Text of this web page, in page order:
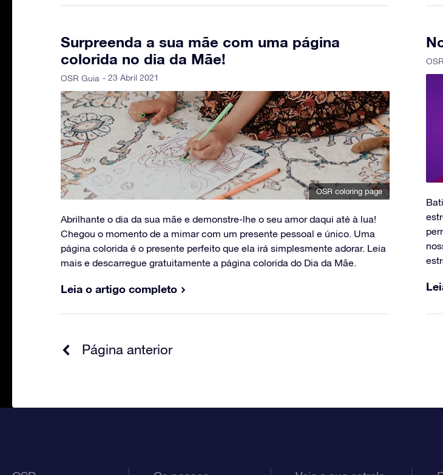
Surpreenda a sua mãe com uma página
colorida no dia da Mãe!
OSR Guia - 23 Abril 2021
OSR coloring page
Abrilhante o dia da sua mãe e demonstre-lhe o seu amor daqui até à lua!
Chegou o momento de a mimar com um presente pessoal e único. Uma
página colorida é o presente perfeito que ela irá simplesmente adorar. Leia
mais e descarregue gratuitamente a página colorida do Dia da Mãe.
Leia o artigo completo
Página anterior